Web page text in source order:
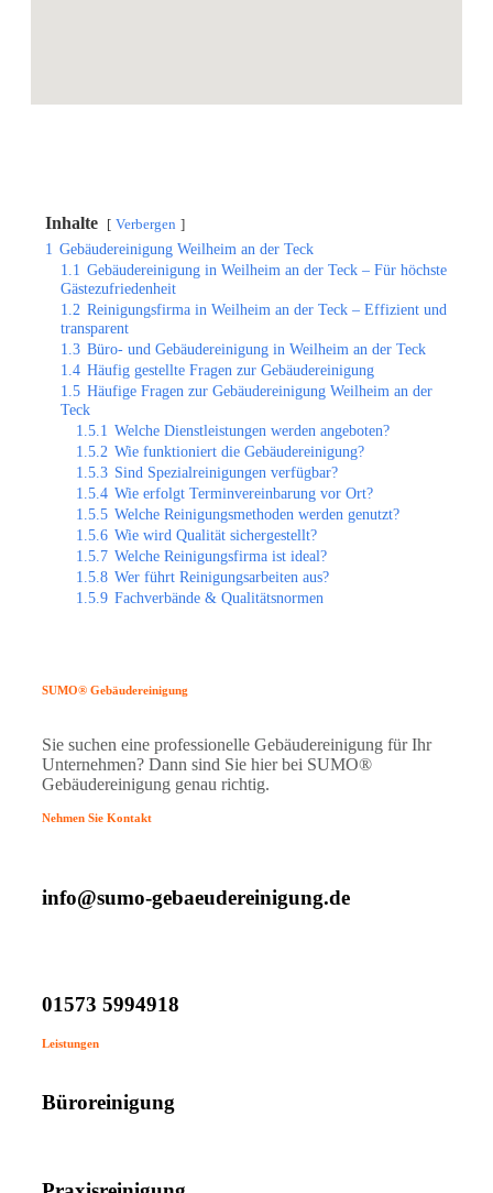
Inhalte Verbergen
1 Gebäudereinigung Weilheim an der Teck
1.1 Gebäudereinigung in Weilheim an der Teck – Für höchste
Gästezufriedenheit
1.2 Reinigungsfirma in Weilheim an der Teck – Effizient und
transparent
1.3 Büro- und Gebäudereinigung in Weilheim an der Teck
1.4 Häufig gestellte Fragen zur Gebäudereinigung
1.5 Häufige Fragen zur Gebäudereinigung Weilheim an der
Teck
1.5.1 Welche Dienstleistungen werden angeboten?
1.5.2 Wie funktioniert die Gebäudereinigung?
1.5.3 Sind Spezialreinigungen verfügbar?
1.5.4 Wie erfolgt Terminvereinbarung vor Ort?
1.5.5 Welche Reinigungsmethoden werden genutzt?
1.5.6 Wie wird Qualität sichergestellt?
1.5.7 Welche Reinigungsfirma ist ideal?
1.5.8 Wer führt Reinigungsarbeiten aus?
1.5.9 Fachverbände & Qualitätsnormen
SUMO® Gebäudereinigung
Sie suchen eine professionelle Gebäudereinigung für Ihr
Unternehmen? Dann sind Sie hier bei SUMO®
Gebäudereinigung genau richtig.
Nehmen Sie Kontakt
info@sumo-gebaeudereinigung.de
01573 5994918
Leistungen
Büroreinigung